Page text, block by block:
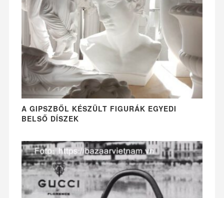
A GIPSZBŐL KÉSZÜLT FIGURÁK EGYEDI
BELSŐ DÍSZEK